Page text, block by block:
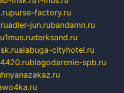
purse-factory.ru
adler-jun.rubandamn.ru
1mus.rudarksand.ru
alabuga-cityhotel.ru
blagodarenie-spb.ru